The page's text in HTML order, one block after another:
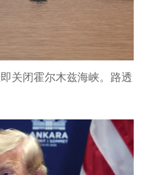
关闭霍尔木兹海峡。路透